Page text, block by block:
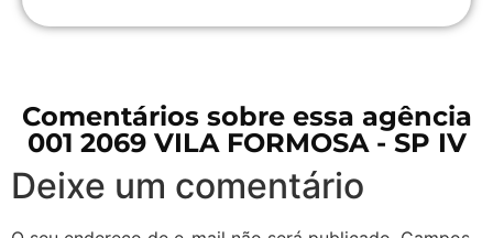
Comentários sobre essa agência
001 2069 VILA FORMOSA - SP IV
Deixe um comentário